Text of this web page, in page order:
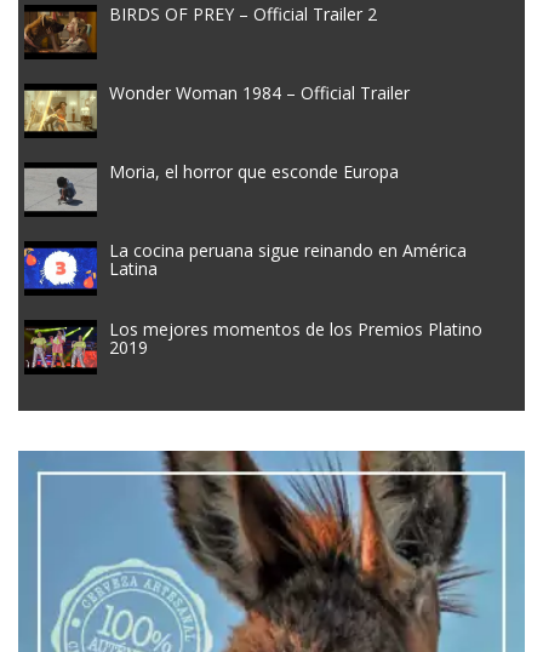
BIRDS OF PREY – Official Trailer 2
Wonder Woman 1984 – Official Trailer
Moria, el horror que esconde Europa
La cocina peruana sigue reinando en América
Latina
Los mejores momentos de los Premios Platino
2019